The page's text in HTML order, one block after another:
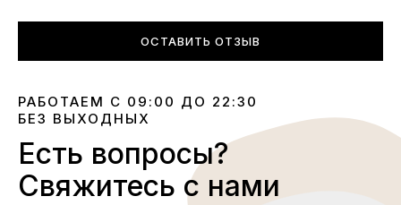
ОСТАВИТЬ ОТЗЫВ
РАБОТАЕМ С 09:00 ДО 22:30
БЕЗ ВЫХОДНЫХ
Есть вопросы?
Свяжитесь с нами